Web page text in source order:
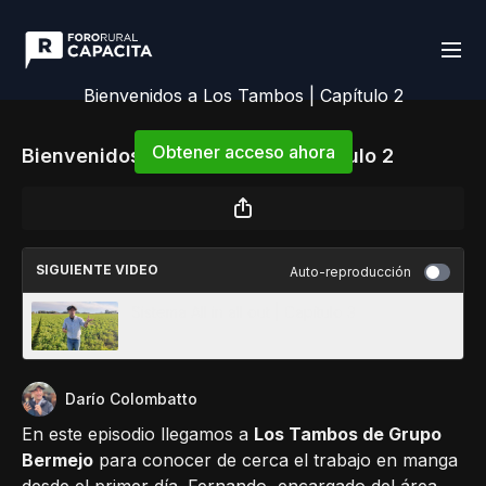
Bienvenidos a Los Tambos | Capítulo 2
Obtener acceso ahora
iniciar sesiónpara continuar
Bienvenidos a Los Tambos | Capítulo 2
SIGUIENTE VIDEO Auto-reproducción
Darío Colombatto
En este episodio llegamos a Los Tambos de Grupo
Bermejo para conocer de cerca el trabajo en manga